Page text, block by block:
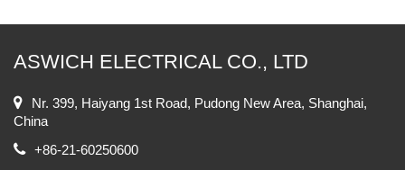
ASWICH ELECTRICAL CO., LTD
Nr. 399, Haiyang 1st Road, Pudong New Area, Shanghai,
China
+86-21-60250600